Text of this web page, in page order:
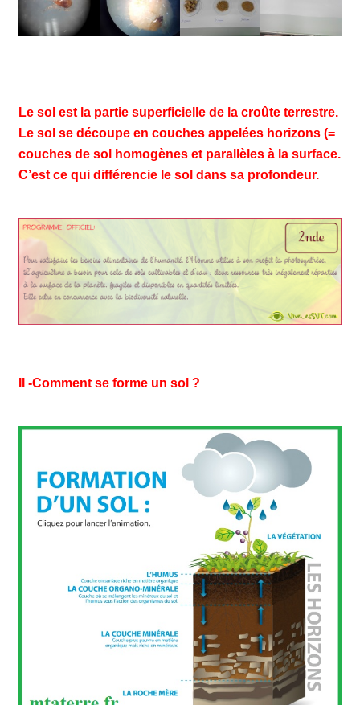
Le sol est la partie superficielle de la croûte terrestre.
Le sol se découpe en couches appelées horizons (=
couches de sol homogènes et parallèles à la surface.
C’est ce qui différencie le sol dans sa profondeur.
II -Comment se forme un sol ?